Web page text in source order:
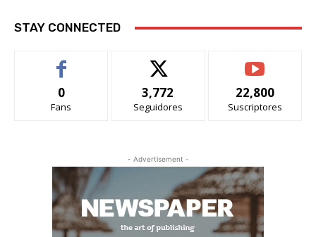
STAY CONNECTED
0
Fans
3,772
Seguidores
22,800
Suscriptores
- Advertisement -